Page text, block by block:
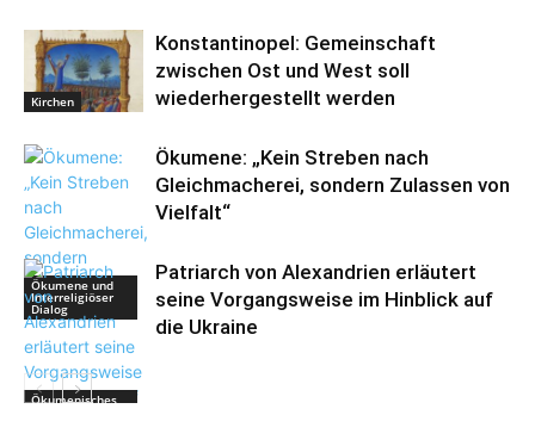
Kirchen
Konstantinopel: Gemeinschaft
zwischen Ost und West soll
wiederhergestellt werden
Ökumene und
Interreligiöser
Dialog
Ökumene: „Kein Streben nach
Gleichmacherei, sondern Zulassen von
Vielfalt“
Ökumenisches
Patriarch von Alexandrien erläutert
seine Vorgangsweise im Hinblick auf
die Ukraine